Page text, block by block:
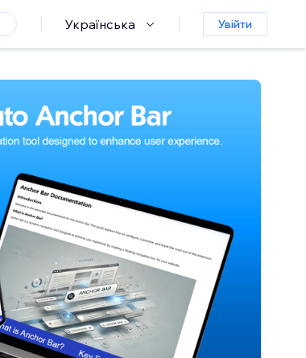
Українська Увійти